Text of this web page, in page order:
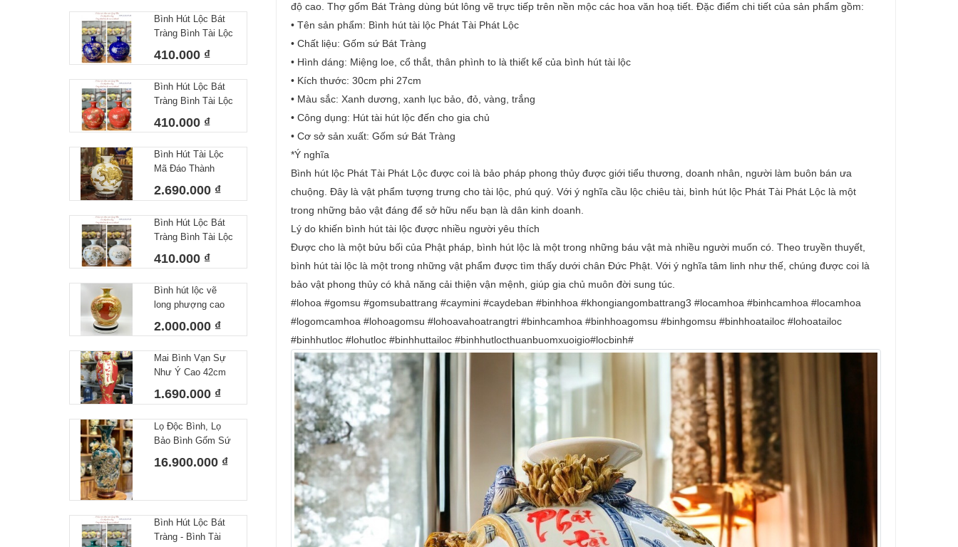
Bình Hút Lộc Bát
Tràng Bình Tài Lộc
Xanh Dương
410.000 ₫
Bình Hút Lộc Bát
Tràng Bình Tài Lộc
Công Danh Tài Lộc
Màu Đỏ
410.000 ₫
Bình Hút Tài Lộc
Mã Đáo Thành
Công Cao 30 cm
2.690.000 ₫
Bình Hút Lộc Bát
Tràng Bình Tài Lộc
Trắng
410.000 ₫
Bình hút lộc vẽ
long phượng cao
2.000.000 ₫
Mai Bình Vạn Sự
Như Ý Cao 42cm
1.690.000 ₫
Lọ Độc Bình, Lọ
Bảo Bình Gốm Sứ
Xanh Họa Tiết Đắp
16.900.000 ₫
Bình Hút Lộc Bát
Tràng - Bình Tài
độ cao. Thợ gốm Bát Tràng dùng bút lông vẽ trực tiếp trên nền mộc các hoa văn hoạ tiết. Đặc điểm chi tiết của sản phẩm gồm:
• Tên sản phẩm: Bình hút tài lộc Phát Tài Phát Lộc
• Chất liệu: Gốm sứ Bát Tràng
• Hình dáng: Miệng loe, cổ thắt, thân phình to là thiết kế của bình hút tài lộc
• Kích thước: 30cm phi 27cm
• Màu sắc: Xanh dương, xanh lục bảo, đỏ, vàng, trắng
• Công dụng: Hút tài hút lộc đến cho gia chủ
• Cơ sở sản xuất: Gốm sứ Bát Tràng
*Ý nghĩa
Bình hút lộc Phát Tài Phát Lộc được coi là bảo pháp phong thủy được giới tiểu thương, doanh nhân, người làm buôn bán ưa
chuộng. Đây là vật phẩm tượng trưng cho tài lộc, phú quý. Với ý nghĩa cầu lộc chiêu tài, bình hút lộc Phát Tài Phát Lộc là một
trong những bảo vật đáng để sở hữu nếu bạn là dân kinh doanh.
Lý do khiến bình hút tài lộc được nhiều người yêu thích
Được cho là một bửu bối của Phật pháp, bình hút lộc là một trong những báu vật mà nhiều người muốn có. Theo truyền thuyết,
bình hút tài lộc là một trong những vật phẩm được tìm thấy dưới chân Đức Phật. Với ý nghĩa tâm linh như thế, chúng được coi là
bảo vật phong thủy có khả năng cải thiện vận mệnh, giúp gia chủ muôn đời sung túc.
#lohoa #gomsu #gomsubattrang #caymini #caydeban #binhhoa #khongiangombattrang3 #locamhoa #binhcamhoa #locamhoa
#logomcamhoa #lohoagomsu #lohoavahoatrangtri #binhcamhoa #binhhoagomsu #binhgomsu #binhhoatailoc #lohoatailoc
#binhhutloc #lohutloc #binhhuttailoc #binhhutlocthuanbuomxuoigio#locbinh#